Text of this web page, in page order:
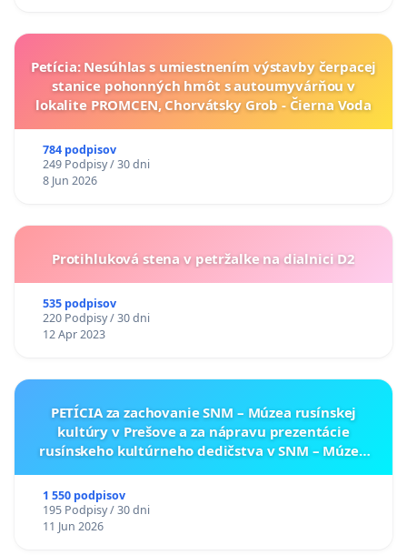
Petícia: Nesúhlas s umiestnením výstavby čerpacej
stanice pohonných hmôt s autoumyvárňou v
lokalite PROMCEN, Chorvátsky Grob - Čierna Voda
784 podpisov
249 Podpisy / 30 dni
8 Jun 2026
Protihluková stena v petržalke na dialnici D2
535 podpisov
220 Podpisy / 30 dni
12 Apr 2023
PETÍCIA za zachovanie SNM – Múzea rusínskej
kultúry v Prešove a za nápravu prezentácie
rusínskeho kultúrneho dedičstva v SNM – Múzeu
1 550 podpisov
195 Podpisy / 30 dni
11 Jun 2026